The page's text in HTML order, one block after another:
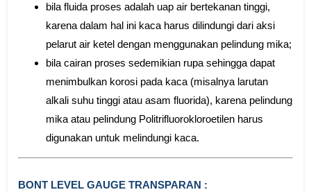
bila fluida proses adalah uap air bertekanan tinggi,
karena dalam hal ini kaca harus dilindungi dari aksi
pelarut air ketel dengan menggunakan pelindung mika;
bila cairan proses sedemikian rupa sehingga dapat
menimbulkan korosi pada kaca (misalnya larutan
alkali suhu tinggi atau asam fluorida), karena pelindung
mika atau pelindung Politrifluorokloroetilen harus
digunakan untuk melindungi kaca.
BONT LEVEL GAUGE TRANSPARAN :